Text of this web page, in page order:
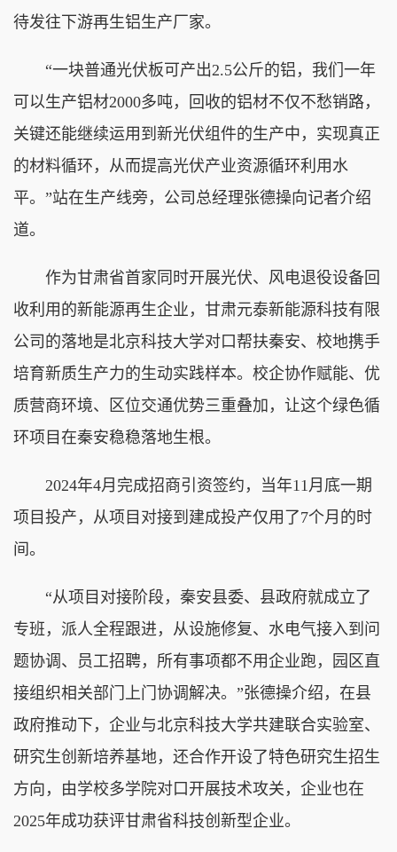
待发往下游再生铝生产厂家。
“一块普通光伏板可产出2.5公斤的铝，我们一年
可以生产铝材2000多吨，回收的铝材不仅不愁销路，
关键还能继续运用到新光伏组件的生产中，实现真正
的材料循环，从而提高光伏产业资源循环利用水
平。”站在生产线旁，公司总经理张德操向记者介绍
道。
作为甘肃省首家同时开展光伏、风电退役设备回
收利用的新能源再生企业，甘肃元泰新能源科技有限
公司的落地是北京科技大学对口帮扶秦安、校地携手
培育新质生产力的生动实践样本。校企协作赋能、优
质营商环境、区位交通优势三重叠加，让这个绿色循
环项目在秦安稳稳落地生根。
2024年4月完成招商引资签约，当年11月底一期
项目投产，从项目对接到建成投产仅用了7个月的时
间。
“从项目对接阶段，秦安县委、县政府就成立了
专班，派人全程跟进，从设施修复、水电气接入到问
题协调、员工招聘，所有事项都不用企业跑，园区直
接组织相关部门上门协调解决。”张德操介绍，在县
政府推动下，企业与北京科技大学共建联合实验室、
研究生创新培养基地，还合作开设了特色研究生招生
方向，由学校多学院对口开展技术攻关，企业也在
2025年成功获评甘肃省科技创新型企业。